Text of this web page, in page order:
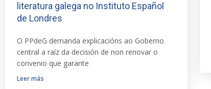
literatura galega no Instituto Español
de Londres
O PPdeG demanda explicacións ao Goberno
central a raíz da decisión de non renovar o
convenio que garante
Leer más